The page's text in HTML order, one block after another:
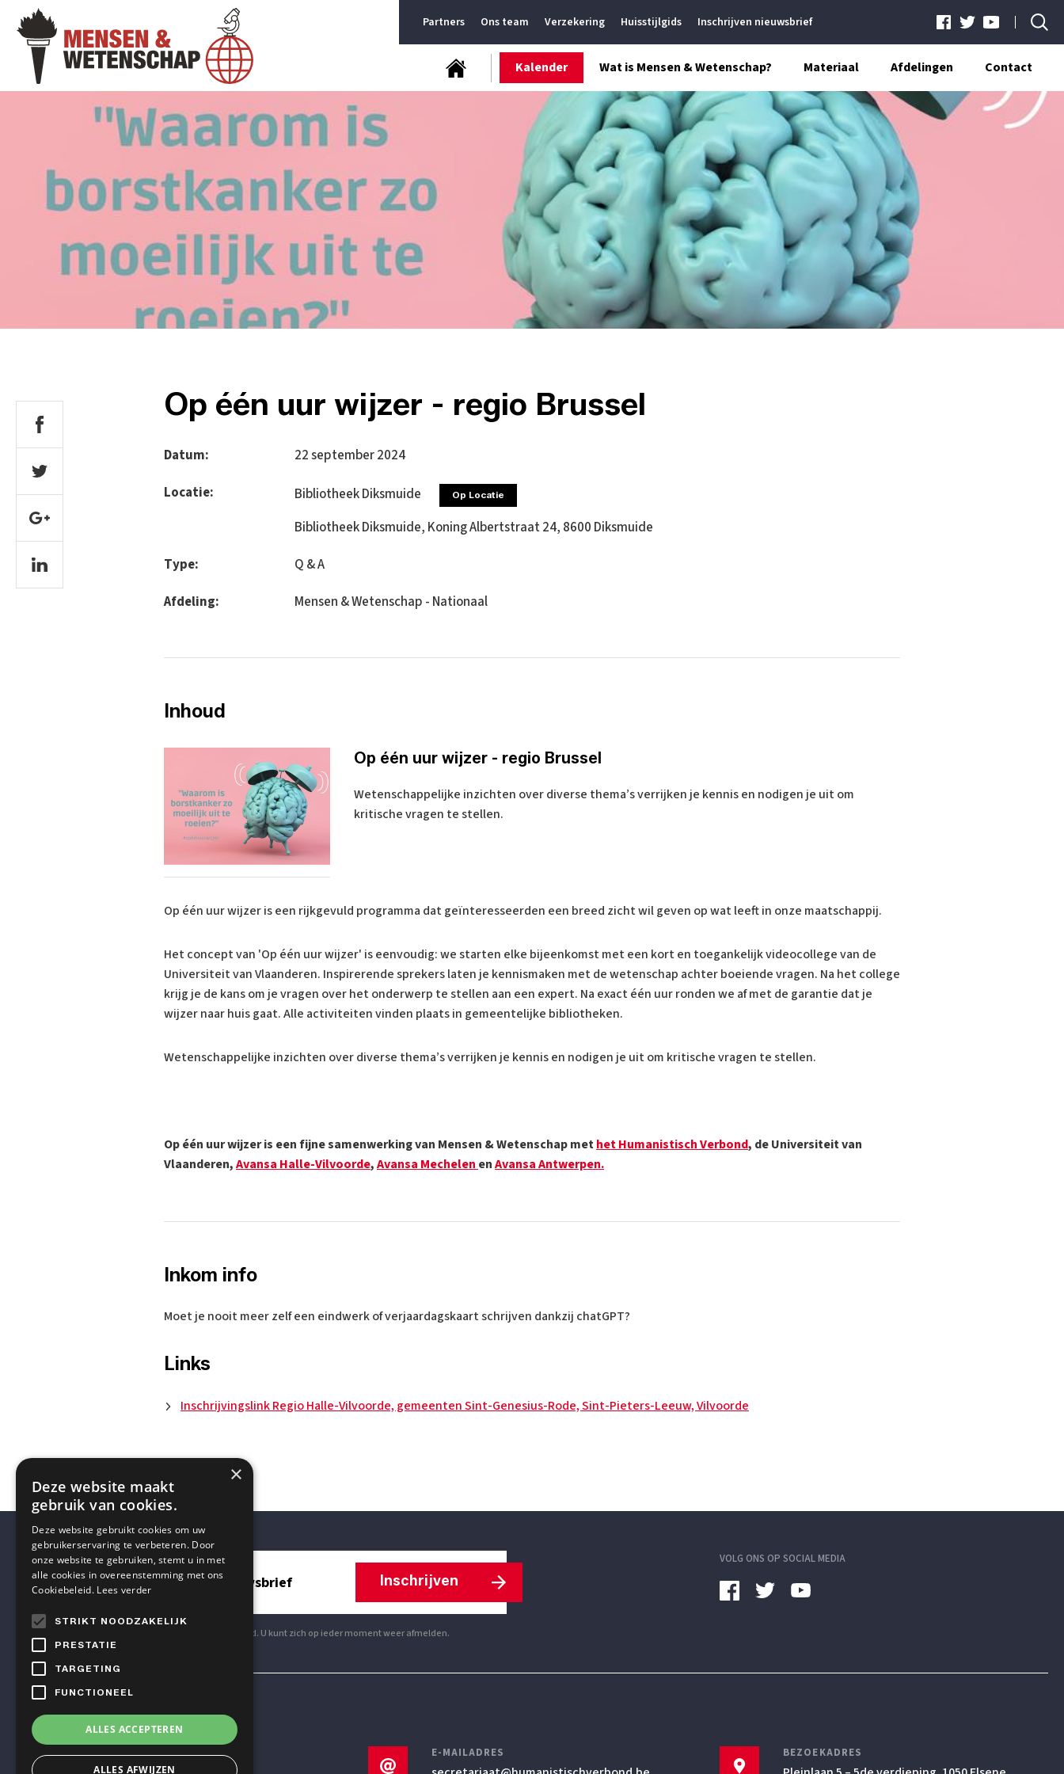
Partners Ons team Verzekering Huisstijlgids Inschrijven nieuwsbrief
Kalender Wat is Mensen & Wetenschap? Materiaal Afdelingen Contact
Op één uur wijzer - regio Brussel
Datum:
22 september 2024
Locatie:
Bibliotheek Diksmuide Op Locatie
Bibliotheek Diksmuide, Koning Albertstraat 24, 8600 Diksmuide
Type:
Q & A
Afdeling:
Mensen & Wetenschap - Nationaal
Inhoud
Op één uur wijzer - regio Brussel
Wetenschappelijke inzichten over diverse thema’s verrijken je kennis en nodigen je uit om
kritische vragen te stellen.
Op één uur wijzer is een rijkgevuld programma dat geïnteresseerden een breed zicht wil geven op wat leeft in onze maatschappij.
Het concept van 'Op één uur wijzer' is eenvoudig: we starten elke bijeenkomst met een kort en toegankelijk videocollege van de
Universiteit van Vlaanderen. Inspirerende sprekers laten je kennismaken met de wetenschap achter boeiende vragen. Na het college
krijg je de kans om je vragen over het onderwerp te stellen aan een expert. Na exact één uur ronden we af met de garantie dat je
wijzer naar huis gaat. Alle activiteiten vinden plaats in gemeentelijke bibliotheken.
Wetenschappelijke inzichten over diverse thema’s verrijken je kennis en nodigen je uit om kritische vragen te stellen.
Op één uur wijzer is een fijne samenwerking van Mensen & Wetenschap methet Humanistisch Verbond, de Universiteit van
Vlaanderen,Avansa Halle-Vilvoorde,Avansa Mechelen enAvansa Antwerpen.
Inkom info
Moet je nooit meer zelf een eindwerk of verjaardagskaart schrijven dankzij chatGPT?
Links
Inschrijvingslink Regio Halle-Vilvoorde, gemeenten Sint-Genesius-Rode, Sint-Pieters-Leeuw, Vilvoorde
Blijf op de hoogte met onze nieuwsbrief Inschrijven
Aanmelden voor onze nieuwsbrief is gratis en vrijblijvend. U kunt zich op ieder moment weer afmelden.
VOLG ONS OP SOCIAL MEDIA
TELEFOON E-MAILADRES BEZOEKADRES
×
Deze website maakt
gebruik van cookies.
Deze website gebruikt cookies om uw
gebruikerservaring te verbeteren. Door
onze website te gebruiken, stemt u in met
alle cookies in overeenstemming met ons
Cookiebeleid. Lees verder
STRIKT NOODZAKELIJK
PRESTATIE
TARGETING
FUNCTIONEEL
ALLES ACCEPTEREN
ALLES AFWIJZEN